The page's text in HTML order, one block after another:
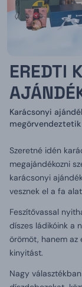
EREDTI
Karácsonyi
megörvendeztetik
Szeretné idén
megajándékozni
karácsonyi
vesznek el a fa
Feszítővassal
díszes ládikóink a
örömöt, hanem az
kinyitást.
Nagy